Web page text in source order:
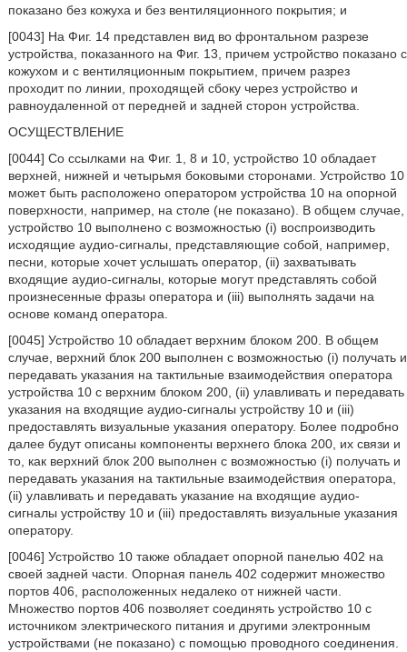
показано без кожуха и без вентиляционного покрытия; и
[0043] На Фиг. 14 представлен вид во фронтальном разрезе
устройства, показанного на Фиг. 13, причем устройство показано с
кожухом и с вентиляционным покрытием, причем разрез
проходит по линии, проходящей сбоку через устройство и
равноудаленной от передней и задней сторон устройства.
ОСУЩЕСТВЛЕНИЕ
[0044] Со ссылками на Фиг. 1, 8 и 10, устройство 10 обладает
верхней, нижней и четырьмя боковыми сторонами. Устройство 10
может быть расположено оператором устройства 10 на опорной
поверхности, например, на столе (не показано). В общем случае,
устройство 10 выполнено с возможностью (i) воспроизводить
исходящие аудио-сигналы, представляющие собой, например,
песни, которые хочет услышать оператор, (ii) захватывать
входящие аудио-сигналы, которые могут представлять собой
произнесенные фразы оператора и (iii) выполнять задачи на
основе команд оператора.
[0045] Устройство 10 обладает верхним блоком 200. В общем
случае, верхний блок 200 выполнен с возможностью (i) получать и
передавать указания на тактильные взаимодействия оператора
устройства 10 с верхним блоком 200, (ii) улавливать и передавать
указания на входящие аудио-сигналы устройству 10 и (iii)
предоставлять визуальные указания оператору. Более подробно
далее будут описаны компоненты верхнего блока 200, их связи и
то, как верхний блок 200 выполнен с возможностью (i) получать и
передавать указания на тактильные взаимодействия оператора,
(ii) улавливать и передавать указание на входящие аудио-
сигналы устройству 10 и (iii) предоставлять визуальные указания
оператору.
[0046] Устройство 10 также обладает опорной панелью 402 на
своей задней части. Опорная панель 402 содержит множество
портов 406, расположенных недалеко от нижней части.
Множество портов 406 позволяет соединять устройство 10 с
источником электрического питания и другими электронным
устройствами (не показано) с помощью проводного соединения.